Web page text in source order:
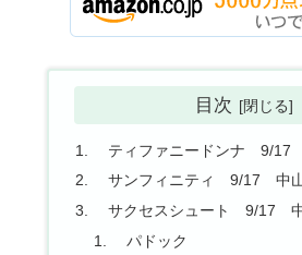
目次
ティファニードンナ 9/
サンフィニティ 9/17 中
サクセスシュート 9/17
パドック